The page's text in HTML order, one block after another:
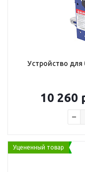
Устройство
10 260
Уцененный товар